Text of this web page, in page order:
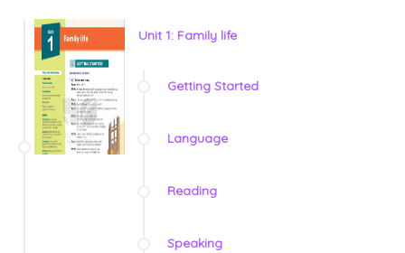
Unit 1: Family life
Getting Started
Language
Reading
Speaking